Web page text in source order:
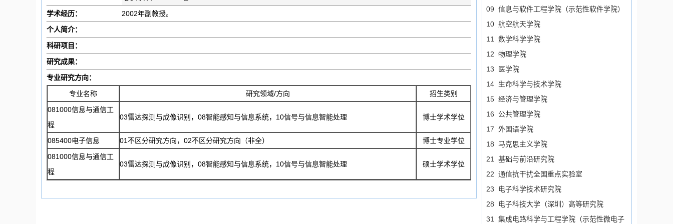
学术经历：
2002年副教授。
个人简介：
科研项目：
研究成果：
专业研究方向：
专业名称
研究领域/方向
招生类别
081000信息与通信工
程
03雷达探测与成像识别，08智能感知与信息系统，10信号与信息智能处理 博士学术学位
085400电子信息 01不区分研究方向，02不区分研究方向（非全）
博士专业学位
081000信息与通信工
程
03雷达探测与成像识别，08智能感知与信息系统，10信号与信息智能处理 硕士学术学位
09 信息与软件工程学院（示范性软件学院）
10 航空航天学院
11 数学科学学院
12 物理学院
13 医学院
14 生命科学与技术学院
15 经济与管理学院
16 公共管理学院
17 外国语学院
18 马克思主义学院
21 基础与前沿研究院
22 通信抗干扰全国重点实验室
23 电子科学技术研究院
28 电子科技大学（深圳）高等研究院
31 集成电路科学与工程学院（示范性微电子